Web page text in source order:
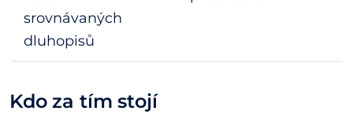
srovnávaných
dluhopisů
Kdo za tím stojí